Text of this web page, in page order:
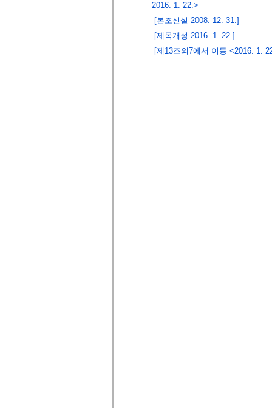
2016. 1. 22.>
[본조신설 2008. 12. 31.]
[제목개정 2016. 1. 22.]
[제13조의7에서 이동 <2016. 1.